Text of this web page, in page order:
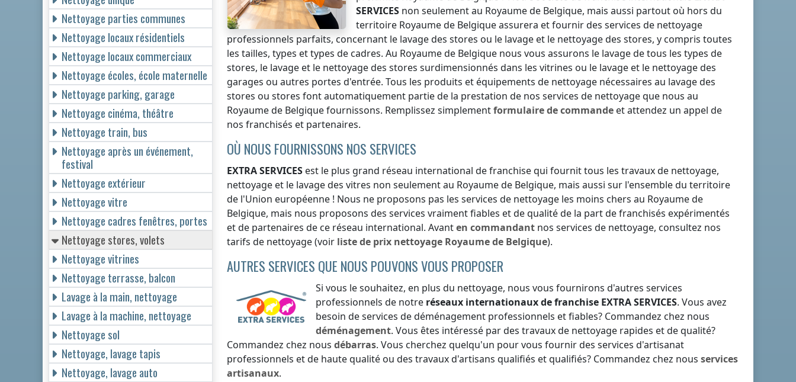
SERVICES non seulementau Royaume de Belgique, mais aussi partout où hors du
territoire Royaume de Belgiqueassurera et fournir des services de nettoyage
professionnels parfaits, concernant le lavage des stores ou le lavage et le nettoyage des stores, y compris toutes
les tailles, types et types de cadres. Au Royaume de Belgique nous vous assurons le lavage de tous les types de
stores, le lavage et le nettoyage des stores surdimensionnés dans les vitrines ou le lavage et le nettoyage des
garages ou autres portes d'entrée. Tous les produits et équipements de nettoyage nécessaires au lavage des
stores ou stores font automatiquement partie de la prestation de nos services de nettoyage que nous au
Royaume de Belgiquefournissons. Remplissez simplementformulaire de commande et attendez un appel de
nos franchisés et partenaires.
OÙ NOUS FOURNISSONS NOS SERVICES
EXTRA SERVICES est le plus grand réseau international de franchise qui fournit tous les travaux de nettoyage,
nettoyage et le lavage des vitres non seulementau Royaume de Belgique, mais aussi sur l'ensemble du territoire
de l'Union européenne ! Nous ne proposons pas les services de nettoyage les moins chers au Royaume de
Belgique, mais nous proposons des services vraiment fiables et de qualité de la part de franchisés expérimentés
et de partenaires de ce réseau international. Avanten commandant nos services de nettoyage, consultez nos
tarifs de nettoyage (voir liste de prix nettoyage Royaume de Belgique).
AUTRES SERVICES QUE NOUS POUVONS VOUS PROPOSER
Si vous le souhaitez, en plus du nettoyage, nous vous fournirons d'autres services
professionnels de notre réseaux internationaux de franchise EXTRA SERVICES. Vous avez
besoin de services de déménagement professionnels et fiables? Commandez chez nous
déménagement. Vous êtes intéressé par des travaux de nettoyage rapides et de qualité?
Commandez chez nous débarras. Vous cherchez quelqu'un pour vous fournir des services d'artisanat
professionnels et de haute qualité ou des travaux d'artisans qualifiés et qualifiés? Commandez chez nous services
artisanaux.
Nettoyage parties communes
Nettoyage locaux résidentiels
Nettoyage locaux commerciaux
Nettoyage écoles, école maternelle
Nettoyage parking, garage
Nettoyage cinéma, théâtre
Nettoyage train, bus
Nettoyage après un événement,
festival
Nettoyage extérieur
Nettoyage vitre
Nettoyage cadres fenêtres, portes
Nettoyage stores, volets
Nettoyage vitrines
Nettoyage terrasse, balcon
Lavage à la main, nettoyage
Lavage à la machine, nettoyage
Nettoyage sol
Nettoyage, lavage tapis
Nettoyage, lavage auto